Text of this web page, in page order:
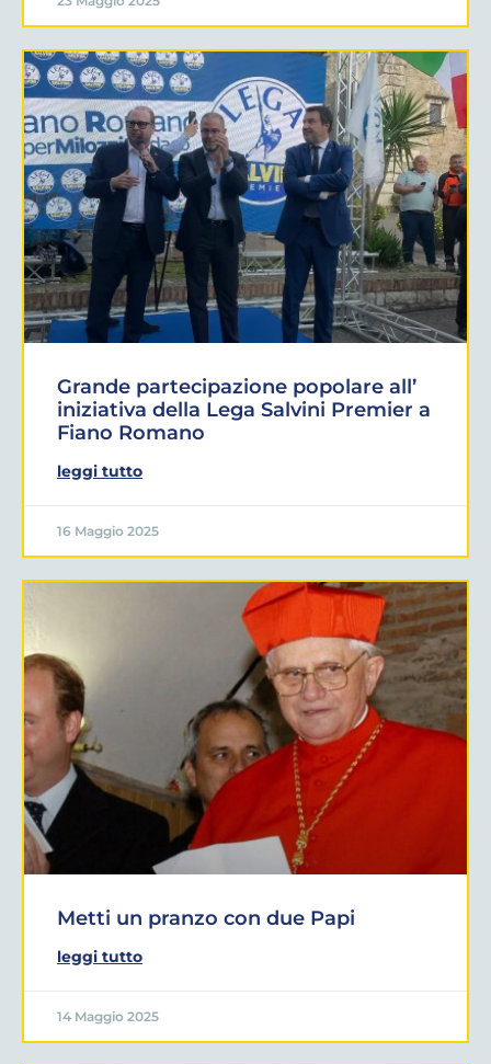
Grande partecipazione popolare all’
iniziativa della Lega Salvini Premier a
Fiano Romano
leggi tutto
16 Maggio 2025
Metti un pranzo con due Papi
leggi tutto
14 Maggio 2025